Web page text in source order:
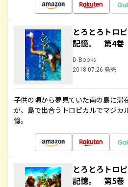
とろとろトロ
記憶。 第4巻
D-Books
2018.07.26 発売
子供の頃から夢見ていた南の島に滞
が、島で出合うトロピカルでマジカ
憶。
とろとろトロ
記憶。 第5巻